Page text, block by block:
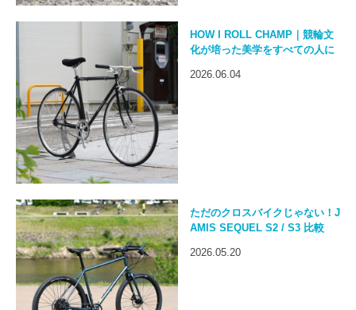
HOW I ROLL CHAMP｜競輪文
化が培った美学をすべての人に
2026.06.04
ただのクロスバイクじゃない！J
AMIS SEQUEL S2 / S3 比較
2026.05.20